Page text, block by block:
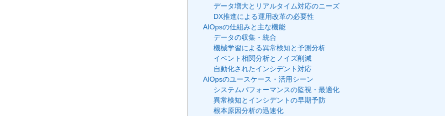
データ増大とリアルタイム対応のニーズ
DX推進による運用改革の必要性
AIOpsの仕組みと主な機能
データの収集・統合
機械学習による異常検知と予測分析
イベント相関分析とノイズ削減
自動化されたインシデント対応
AIOpsのユースケース・活用シーン
システムパフォーマンスの監視・最適化
異常検知とインシデントの早期予防
根本原因分析の迅速化